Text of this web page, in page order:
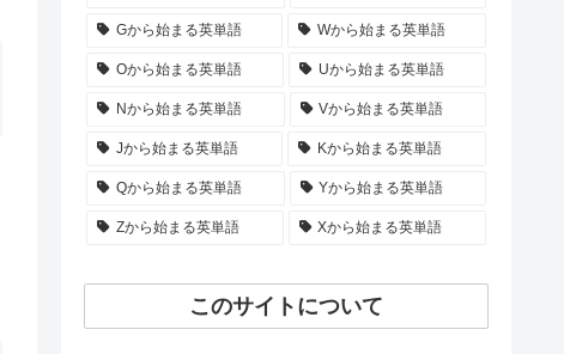
Gから始まる英単語 Wから始まる英単語
Oから始まる英単語 Uから始まる英単語
Nから始まる英単語 Vから始まる英単語
Jから始まる英単語 Kから始まる英単語
Qから始まる英単語 Yから始まる英単語
Zから始まる英単語 Xから始まる英単語
このサイトについて